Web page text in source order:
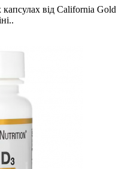
від California Gold